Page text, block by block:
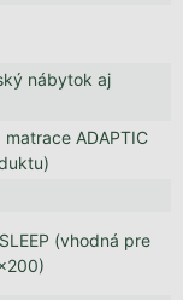
nábytok aj
ADAPTIC
(vhodná pre